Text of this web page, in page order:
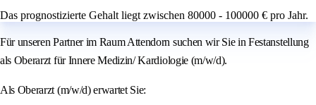
Das prognostizierte Gehalt liegt zwischen 80000 - 100000 € pro Jahr.
Für unseren Partner im Raum Attendorn suchen wir Sie in Festanstellung
als Oberarzt für Innere Medizin/ Kardiologie (m/w/d).
Als Oberarzt (m/w/d) erwartet Sie: